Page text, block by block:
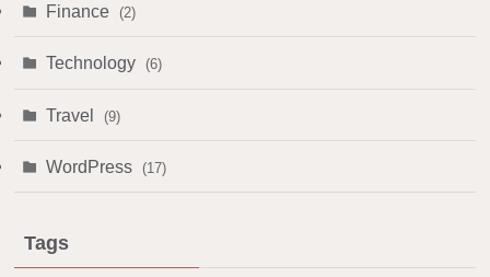
Finance (2)
Technology (6)
Travel (9)
WordPress (17)
Tags